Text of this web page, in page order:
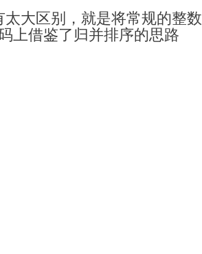
大区别，就是将常规的整数
上借鉴了归并排序的思路